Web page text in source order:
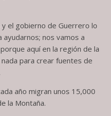
el gobierno de Guerrero lo
ayudarnos; nos vamos a
aquí en la región de la
para crear fuentes de
año migran unos 15,000
la Montaña.